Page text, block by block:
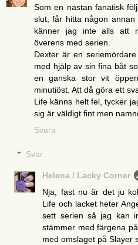
Som en nästan fanatisk
slut, får hitta någon
känner jag inte alls att
överens med serien.
Dexter är en
med hjälp av sin fina båt
en ganska stor vit
minutiöst. Att då göra ett
Life känns helt fel, tycker
sig är väldigt fint men
Svara
Svar
Helena / Lacky Corner
Nja, fast nu är det ju
Life och lacket heter
sett serien så jag kan
stämmer med färgena
med omslaget på Slayer